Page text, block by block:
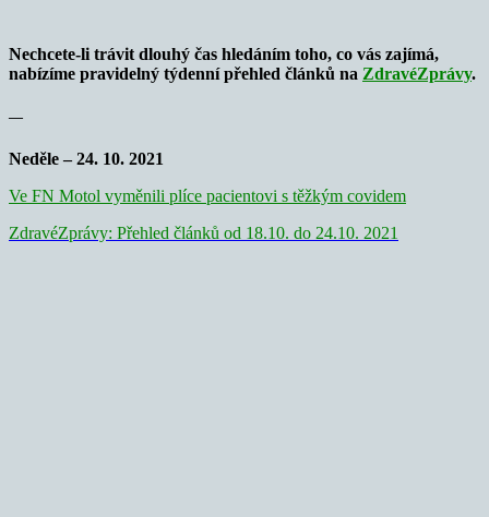
Nechcete-li trávit dlouhý čas hledáním toho, co vás zajímá,
nabízíme pravidelný týdenní přehled článků na ZdravéZprávy.
—
Neděle – 24. 10. 2021
Ve FN Motol vyměnili plíce pacientovi s těžkým covidem
ZdravéZprávy: Přehled článků od 18.10. do 24.10. 2021